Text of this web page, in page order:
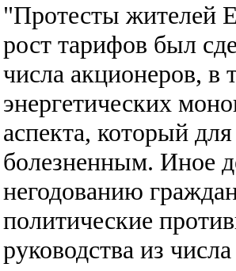
"Протесты жителей
рост тарифов был
числа акционеров, в
энергетических
аспекта, который
болезненным. Иное
негодованию
политические
руководства из